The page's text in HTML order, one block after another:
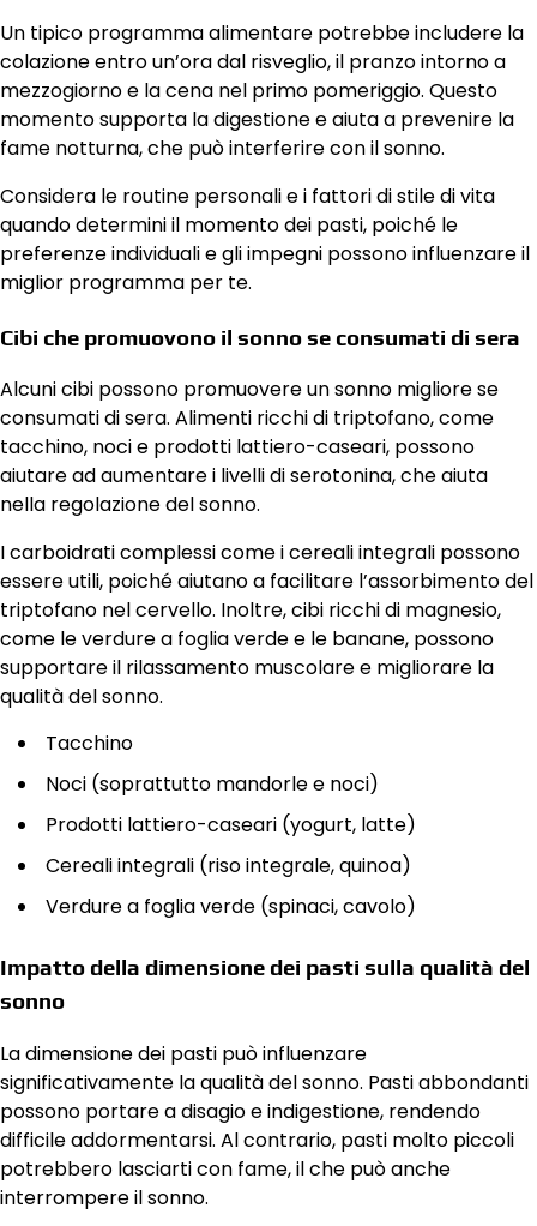
Un tipico programma alimentare potrebbe includere la
colazione entro un’ora dal risveglio, il pranzo intorno a
mezzogiorno e la cena nel primo pomeriggio. Questo
momento supporta la digestione e aiuta a prevenire la
fame notturna, che può interferire con il sonno.
Considera le routine personali e i fattori di stile di vita
quando determini il momento dei pasti, poiché le
preferenze individuali e gli impegni possono influenzare il
miglior programma per te.
Cibi che promuovono il sonno se consumati di sera
Alcuni cibi possono promuovere un sonno migliore se
consumati di sera. Alimenti ricchi di triptofano, come
tacchino, noci e prodotti lattiero-caseari, possono
aiutare ad aumentare i livelli di serotonina, che aiuta
nella regolazione del sonno.
I carboidrati complessi come i cereali integrali possono
essere utili, poiché aiutano a facilitare l’assorbimento del
triptofano nel cervello. Inoltre, cibi ricchi di magnesio,
come le verdure a foglia verde e le banane, possono
supportare il rilassamento muscolare e migliorare la
qualità del sonno.
Tacchino
Noci (soprattutto mandorle e noci)
Prodotti lattiero-caseari (yogurt, latte)
Cereali integrali (riso integrale, quinoa)
Verdure a foglia verde (spinaci, cavolo)
Impatto della dimensione dei pasti sulla qualità del
sonno
La dimensione dei pasti può influenzare
significativamente la qualità del sonno. Pasti abbondanti
possono portare a disagio e indigestione, rendendo
difficile addormentarsi. Al contrario, pasti molto piccoli
potrebbero lasciarti con fame, il che può anche
interrompere il sonno.